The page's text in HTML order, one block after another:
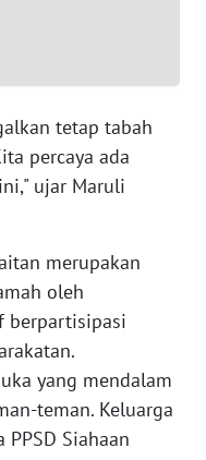
tetap tabah
percaya ada
ujar Maruli
merupakan
oleh
berpartisipasi
yang mendalam
teman. Keluarga
Siahaan